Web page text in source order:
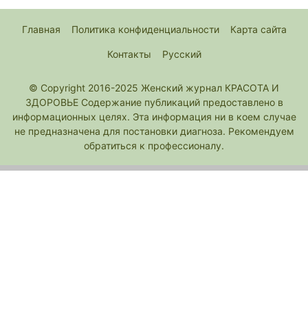
Главная Политика конфиденциальности Карта сайта
Контакты Русский
© Copyright 2016-2025 Женский журнал КРАСОТА И
ЗДОРОВЬЕ Содержание публикаций предоставлено в
информационных целях. Эта информация ни в коем случае
не предназначена для постановки диагноза. Рекомендуем
обратиться к профессионалу.